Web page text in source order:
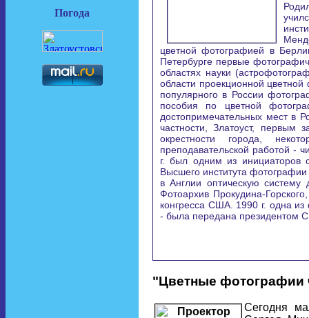
Погода
цветной фотографией в
Петербурге первые
областях науки
области проекционной
популярного в России
пособия по цветной
достопримечательных мест в
частности, Златоуст, первым
окрестности города,
преподавательской работой -
г. был одним из инициаторов
Высшего института
в Англии оптическую систему
Фотоархив Прокудина-
конгресса США. 1990 г. одна из
- была передана президентом
"Цветные фотографии
Сегодня